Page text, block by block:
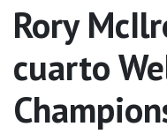
Rory
cuarto